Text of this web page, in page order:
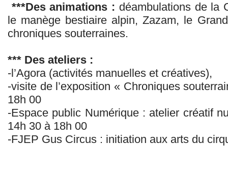
***Des animations : déambulations de la
le manège bestiaire alpin, Zazam, le
chroniques souterraines.
*** Des ateliers :
-l’Agora (activités manuelles et créatives),
-visite de l’exposition « Chroniques
18h 00
-Espace public Numérique : atelier créatif
14h 30 à 18h 00
-FJEP Gus Circus : initiation aux arts du